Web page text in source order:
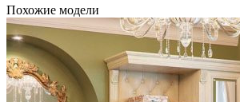
Похожие модели